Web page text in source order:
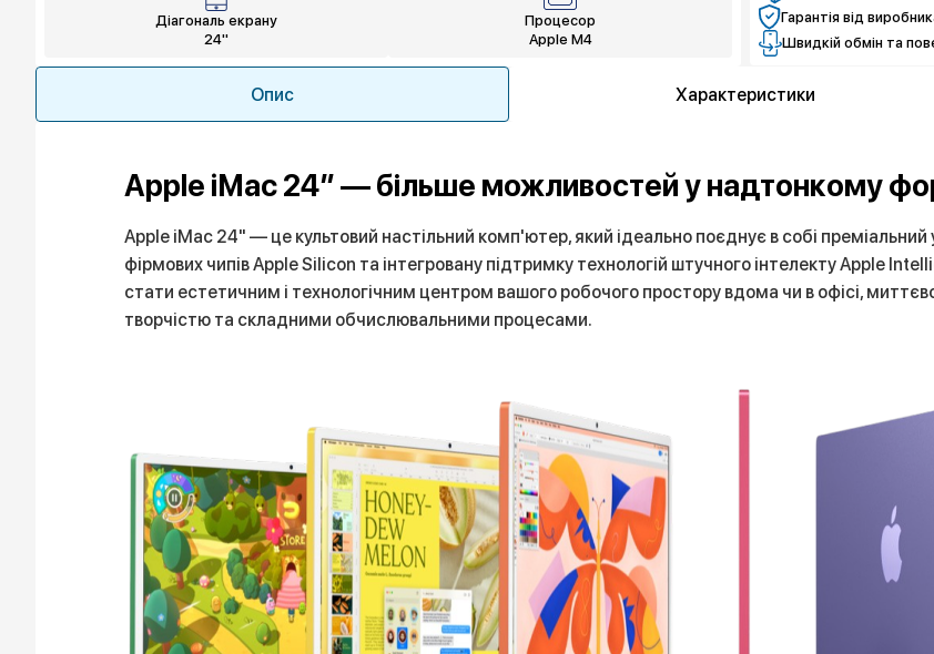
Діагональ екрану
24"
Процесор
Apple M4
Гарантія від
Швидкій обмін та
Опис Характеристики
Apple iMac 24″ — більше можливостей у надтонкому
Apple iMac 24" — це культовий настільний комп'ютер, який ідеально поєднує в собі преміальний
фірмових чипів Apple Silicon та інтегровану підтримку технологій штучного інтелекту Apple
стати естетичним і технологічним центром вашого робочого простору вдома чи в офісі,
творчістю та складними обчислювальними процесами.